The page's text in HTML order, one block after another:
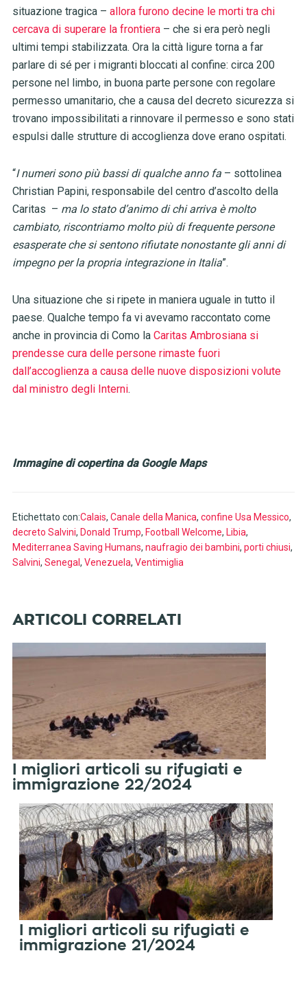
situazione tragica – allora furono decine le morti tra chi
cercava di superare la frontiera– che si era però negli
ultimi tempi stabilizzata. Ora la città ligure torna a far
parlare di sé per i migranti bloccati al confine: circa 200
persone nel limbo, in buona parte persone con regolare
permesso umanitario, che a causa del decreto sicurezza si
trovano impossibilitati a rinnovare il permesso e sono stati
espulsi dalle strutture di accoglienza dove erano ospitati.
“I numeri sono più bassi di qualche anno fa– sottolinea
Christian Papini, responsabile del centro d’ascolto della
Caritas – ma lo stato d’animo di chi arriva è molto
cambiato, riscontriamo molto più di frequente persone
esasperate che si sentono rifiutate nonostante gli anni di
impegno per la propria integrazione in Italia”.
Una situazione che si ripete in maniera uguale in tutto il
paese. Qualche tempo fa vi avevamo raccontato come
anche in provincia di Como la Caritas Ambrosiana si
prendesse cura delle persone rimaste fuori
dall’accoglienza a causa delle nuove disposizioni volute
dal ministro degli Interni.
Immagine di copertina da Google Maps
Etichettato con:Calais, Canale della Manica, confine Usa Messico,
decreto Salvini, Donald Trump, Football Welcome, Libia,
Mediterranea Saving Humans, naufragio dei bambini, porti chiusi,
Salvini, Senegal, Venezuela, Ventimiglia
I migliori articoli su rifugiati e
immigrazione 22/2024
I migliori articoli su rifugiati e
immigrazione 21/2024